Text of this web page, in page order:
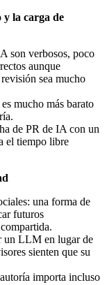
y la carga de
son verbosos, poco
aunque
sea mucho
mucho más barato
de PR de IA con un
el tiempo libre
una forma de
futuros
un LLM en lugar de
sienten que su
importa incluso